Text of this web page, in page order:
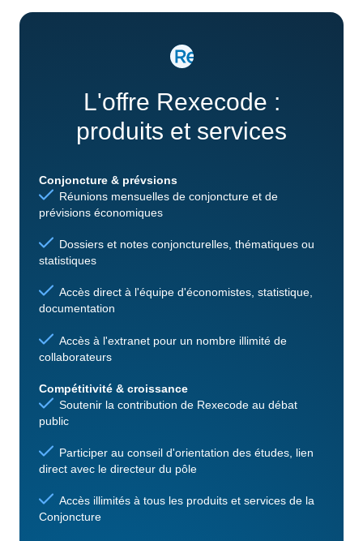
L'offre Rexecode :
produits et services
Conjoncture & prévsions
Réunions mensuelles de conjoncture et de
prévisions économiques
Dossiers et notes conjoncturelles, thématiques ou
statistiques
Accès direct à l'équipe d'économistes, statistique,
documentation
Accès à l'extranet pour un nombre illimité de
collaborateurs
Compétitivité & croissance
Soutenir la contribution de Rexecode au débat
public
Participer au conseil d'orientation des études, lien
direct avec le directeur du pôle
Accès illimités à tous les produits et services de la
Conjoncture